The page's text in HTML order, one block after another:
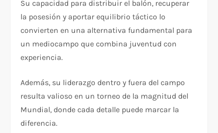
Su capacidad para distribuir el balón, recuperar
la posesión y aportar equilibrio táctico lo
convierten en una alternativa fundamental para
un mediocampo que combina juventud con
experiencia.
Además, su liderazgo dentro y fuera del campo
resulta valioso en un torneo de la magnitud del
Mundial, donde cada detalle puede marcar la
diferencia.